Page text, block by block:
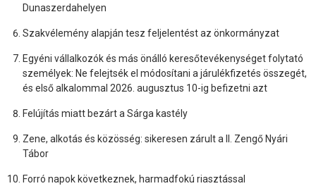
Dunaszerdahelyen
Szakvélemény alapján tesz feljelentést az önkormányzat
Egyéni vállalkozók és más önálló keresőtevékenységet folytató
személyek: Ne felejtsék el módosítani a járulékfizetés összegét,
és első alkalommal 2026. augusztus 10-ig befizetni azt
Felújítás miatt bezárt a Sárga kastély
Zene, alkotás és közösség: sikeresen zárult a II. Zengő Nyári
Tábor
Forró napok következnek, harmadfokú riasztással